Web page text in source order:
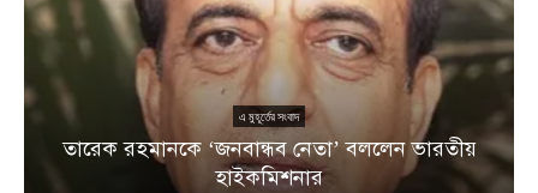
এ মুহূর্তের সংবাদ
তারেক রহমানকে ‘জনবান্ধব নেতা’ বললেন ভারতীয়
হাইকমিশনার